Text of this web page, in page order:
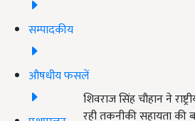
सम्पादकीय
औषधीय फसलें
शिवराज सिंह चौहान ने
रही तकनीकी सहायता की